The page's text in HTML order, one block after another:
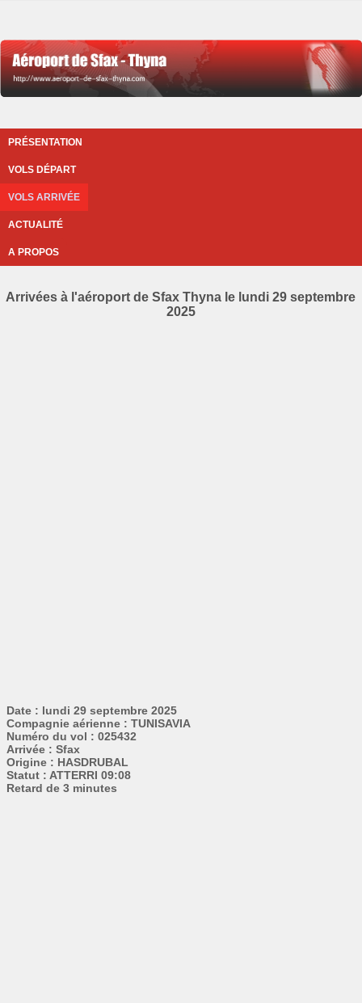
PRÉSENTATION
VOLS DÉPART
VOLS ARRIVÉE
ACTUALITÉ
A PROPOS
Arrivées à l'aéroport de Sfax Thyna le lundi 29 septembre
2025
Date : lundi 29 septembre 2025
Compagnie aérienne : TUNISAVIA
Numéro du vol : 025432
Arrivée : Sfax
Origine : HASDRUBAL
Statut : ATTERRI 09:08
Retard de 3 minutes